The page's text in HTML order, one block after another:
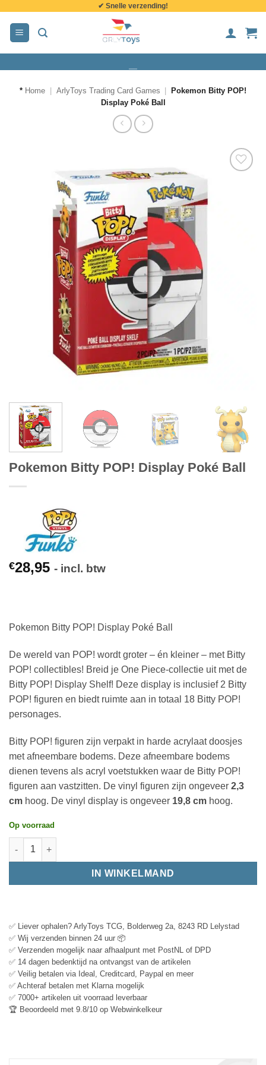
inhoud
✔ Snelle verzending!
* Home ArlyToys Trading Card Games
Pokemon Bitty POP!
Display Poké Ball
Pokemon Bitty POP! Display Poké Ball
€28,95 - incl. btw
Pokemon Bitty POP! Display Poké Ball
De wereld van POP! wordt groter – én kleiner – met Bitty
POP! collectibles! Breid je One Piece-collectie uit met de
Bitty POP! Display Shelf! Deze display is inclusief 2 Bitty
POP! figuren en biedt ruimte aan in totaal 18 Bitty POP!
personages.
Bitty POP! figuren zijn verpakt in harde acrylaat doosjes
met afneembare bodems. Deze afneembare bodems
dienen tevens als acryl voetstukken waar de Bitty POP!
figuren aan vastzitten. De vinyl figuren zijn ongeveer 2,3
cm hoog. De vinyl display is ongeveer 19,8 cm hoog.
Op voorraad
IN WINKELMAND
✅ Liever ophalen? ArlyToys TCG, Bolderweg 2a, 8243 RD Lelystad
✅ Wij verzenden binnen 24 uur 📦
✅ Verzenden mogelijk naar afhaalpunt met PostNL of DPD
✅ 14 dagen bedenktijd na ontvangst van de artikelen
✅ Veilig betalen via Ideal, Creditcard, Paypal en meer
✅ Achteraf betalen met Klarna mogelijk
✅ 7000+ artikelen uit voorraad leverbaar
🏆 Beoordeeld met 9.8/10 op Webwinkelkeur